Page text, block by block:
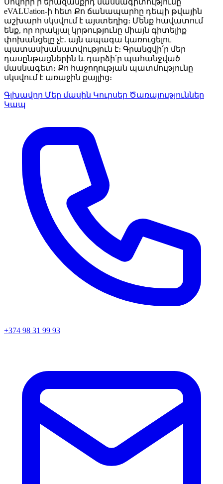
Սովորի՛ր երազանքիդ մասնագիտությունը
eVALUation-ի հետ Քո ճանապարհը դեպի թվային
աշխարհ սկսվում է այստեղից։ Մենք հավատում
ենք, որ որակյալ կրթությունը միայն գիտելիք
փոխանցելը չէ․ այն ապագա կառուցելու
պատասխանատվություն է։ Գրանցվի՛ր մեր
դասընթացներին և դարձի՛ր պահանջված
մասնագետ։ Քո հաջողության պատմությունը
սկսվում է առաջին քայլից։
Գլխավոր Մեր մասին Կուրսեր Ծառայություններ
Կապ
+374 98 31 99 93